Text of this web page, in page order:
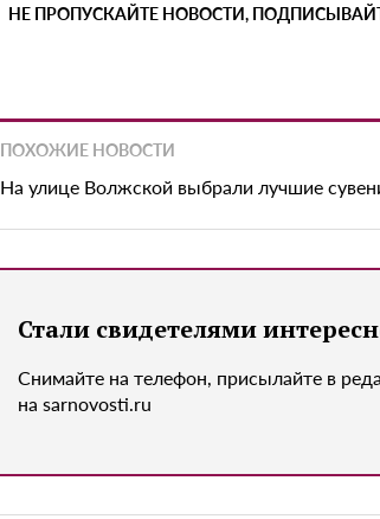
НЕ ПРОПУСКАЙТЕ НОВОСТИ,
ПОХОЖИЕ НОВОСТИ
На улице Волжской выбрали лучшие
Стали свидетелями
Снимайте на телефон, присылайте в
на sarnovosti.ru